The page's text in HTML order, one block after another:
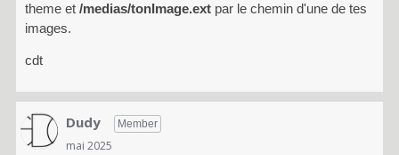
theme et /medias/tonImage.ext par le chemin d'une de tes
images.
cdt
Dudy Member
mai 2025